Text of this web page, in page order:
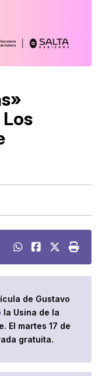
de Gustavo
Usina de la
El martes 17 de
gratuita.